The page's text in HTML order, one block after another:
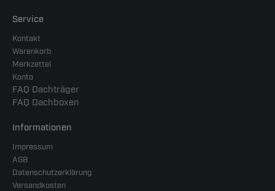
Service
Kontakt
Warenkorb
Merkzettel
Konto
FAQ Dachträger
FAQ Dachboxen
Informationen
Impressum
AGB
Datenschutzerklärung
Versandkosten